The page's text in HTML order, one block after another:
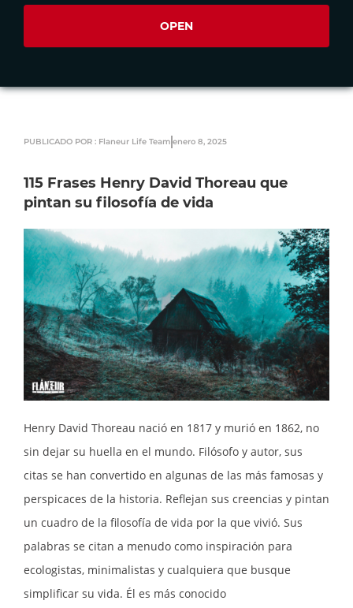
OPEN
PUBLICADO POR : Flaneur Life Team enero 8, 2025
115 Frases Henry David Thoreau que
pintan su filosofía de vida
Henry David Thoreau nació en 1817 y murió en 1862, no
sin dejar su huella en el mundo. Filósofo y autor, sus
citas se han convertido en algunas de las más famosas y
perspicaces de la historia. Reflejan sus creencias y pintan
un cuadro de la filosofía de vida por la que vivió. Sus
palabras se citan a menudo como inspiración para
ecologistas, minimalistas y cualquiera que busque
simplificar su vida. Él es más conocido